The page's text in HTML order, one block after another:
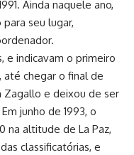
Ainda naquele ano,
seu lugar,
e indicavam o primeiro
até chegar o final de
Zagallo e deixou de ser
junho de 1993, o
na altitude de La Paz,
classificatórias, e